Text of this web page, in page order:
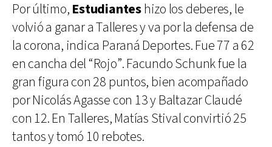
Por último, Estudianteshizo los deberes, le
volvió a ganar a Talleres y va por la defensa de
la corona, indica Paraná Deportes. Fue 77 a 62
en cancha del “Rojo”. Facundo Schunk fue la
gran figura con 28 puntos, bien acompañado
por Nicolás Agasse con 13 y Baltazar Claudé
con 12. En Talleres, Matías Stival convirtió 25
tantos y tomó 10 rebotes.